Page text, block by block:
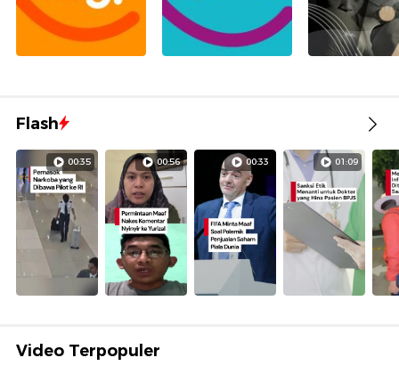
Flash
00:35 00:56 00:33 01:09
Video Terpopuler